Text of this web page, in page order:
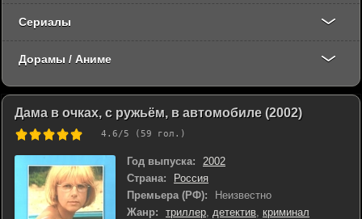
Дама в очках, с ружьём, в автомобиле (2002)
4.6/5 (59 гол.)
Год выпуска:
2002
Страна:
Россия
Премьера (РФ):
Неизвестно
Жанр:
триллер, детектив, криминал
Сериалы
Дорамы / Аниме